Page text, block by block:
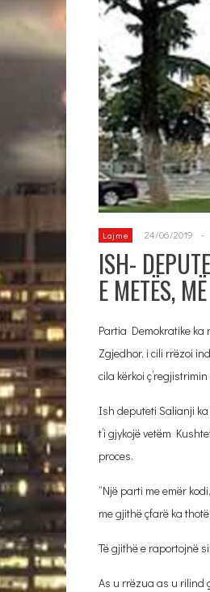
Lajme 24/06/2019 -
ISH-
E METËS,
Partia Demokratike ka
Zgjedhor, i cili rrëzoi
cila kërkoi
Ish deputeti Salianji
t’i gjykojë vetëm
proces.
“Një parti me emër
me gjithë çfarë ka
Të gjithë e raportojnë
As u rrëzua as u rilind